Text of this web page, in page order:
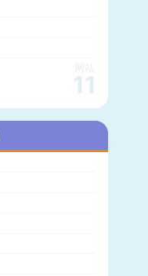
网站
11